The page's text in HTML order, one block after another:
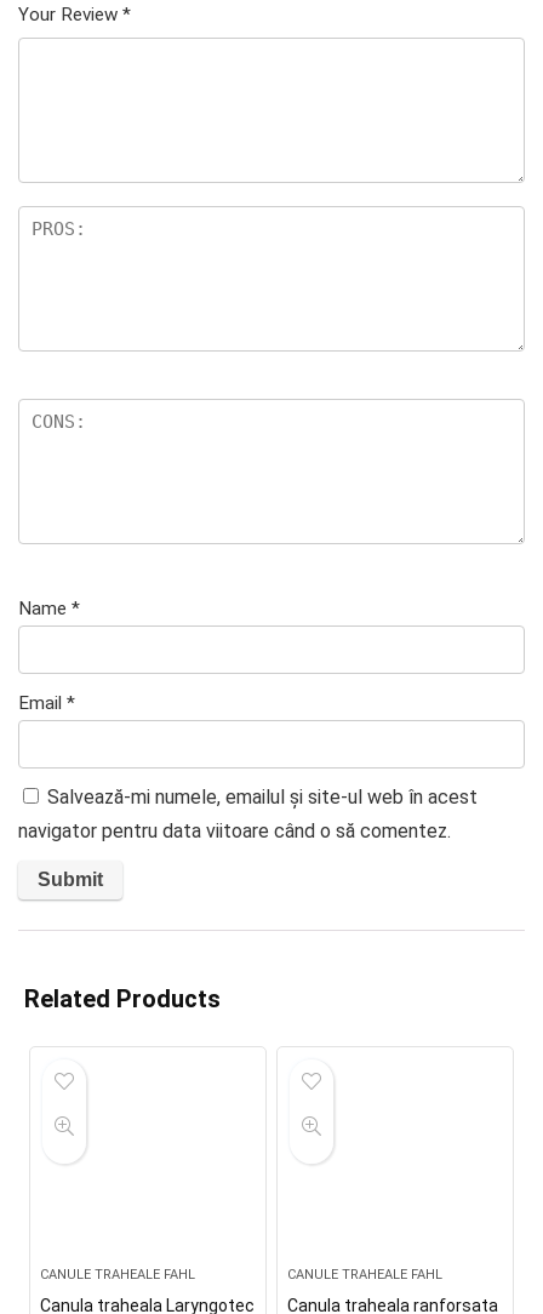
Your Review *
Name *
Email *
Salvează-mi numele, emailul și site-ul web în acest
navigator pentru data viitoare când o să comentez.
Related Products
CANULE TRAHEALE FAHL
Canula traheala Laryngotec
CANULE TRAHEALE FAHL
Canula traheala ranforsata